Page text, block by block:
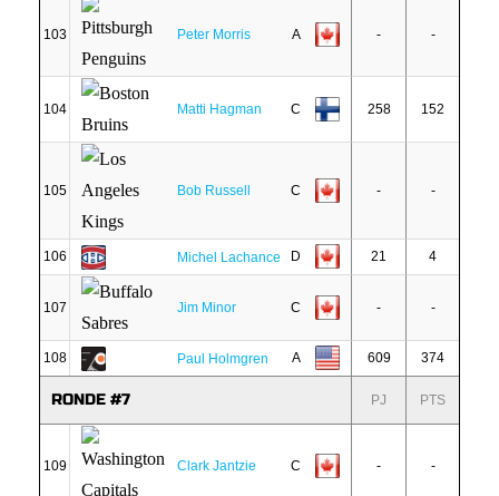
103 Peter Morris A - -
104 Matti Hagman C 258 152
105 Bob Russell C - -
106 Michel Lachance D 21 4
107 Jim Minor C - -
108 Paul Holmgren A 609 374
RONDE #7 PJ PTS
109 Clark Jantzie C - -